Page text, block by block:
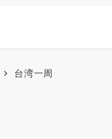
台湾一周